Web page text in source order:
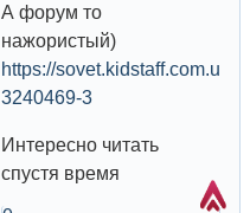
А форум то
нажористый)
https://sovet.kidstaff.com.ua/
3240469-3
Интересно читать
спустя время